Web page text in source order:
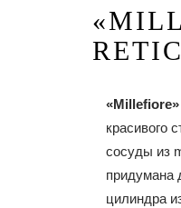
«Millefiore»
красивого
сосуды из
придумана
цилиндра